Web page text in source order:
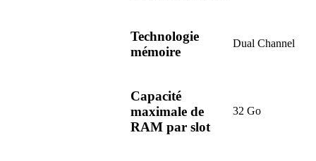
Technologie
mémoire
Dual Channel
Capacité
maximale de
RAM par slot
32 Go